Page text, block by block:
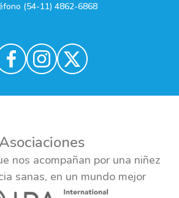
(54-11) 4862-6868
Asociaciones
nos acompañan por una niñez
sanas, en un mundo mejor